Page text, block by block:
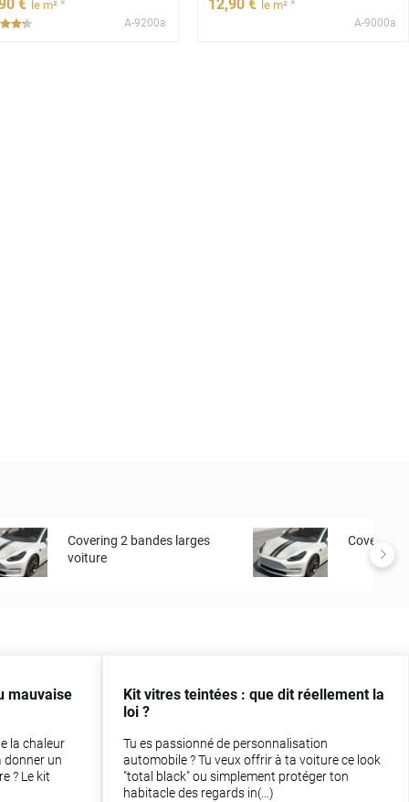
€ le m² *
***** A-9200a
12,90 € le m² *
A-9000a
Covering 2 bandes larges
voiture
Covering
mauvaise
la chaleur
donner un
? Le kit
Kit vitres teintées : que dit réellement la
loi ?
Tu es passionné de personnalisation
automobile ? Tu veux offrir à ta voiture ce look
"total black" ou simplement protéger ton
habitacle des regards in(...)